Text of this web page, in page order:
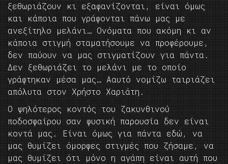
ξεθωριάζουν κι εξαφανίζονται, είναι όμως
και κάποια που γράφονται πάνω μας με
ανεξίτηλο μελάνι… Ονόματα που ακόμη κι αν
κάποια στιγμή σταματήσουμε να προφέρουμε,
δεν παύουν να μας στιγματίζουν για πάντα.
Δεν ξεθωριάζει το μελάνι με το οποίο
γράφτηκαν μέσα μας… Aαυτό νομίζω ταιριάζει
απόλυτα στον Χρήστο Χαριάτη.
Ο ψηλότερος κοντός του ζακυνθινού
ποδοσφαίρου σαν φυσική παρουσία δεν είναι
κοντά μας. Είναι όμως για πάντα εδώ, να
μας θυμίζει όμορφες στιγμές που ζήσαμε, να
μας θυμίζει ότι μόνο η αγάπη είναι αυτή που